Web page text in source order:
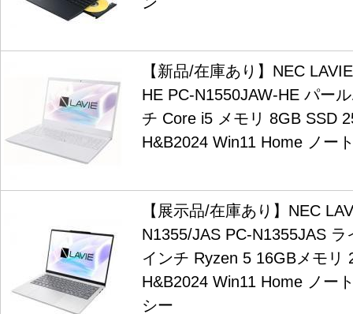
【新品/在庫あり】NEC
HE PC-N1550JAW-HE パー
チ Core i5 メモリ 8GB SSD
H&B2024 Win11 Home ノー
【展示品/在庫あり】NEC
N1355/JAS PC-N1355JAS
インチ Ryzen 5 16GBメモリ
H&B2024 Win11 Home ノー
シー